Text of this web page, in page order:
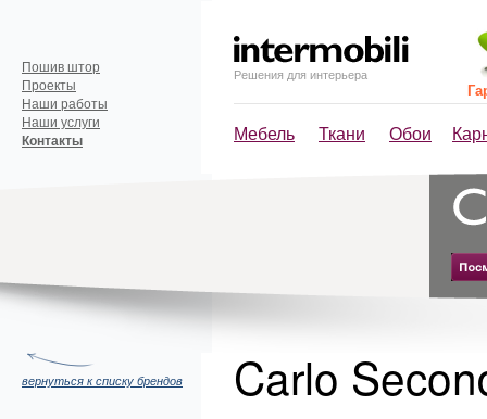
Решения для интерьера
Мебель Ткани Обои
Пошив штор
Проекты
Наши работы
Наши услуги
Контакты
вернуться к списку брендов Carlo